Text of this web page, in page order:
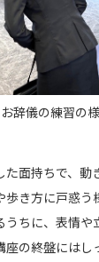
お辞儀の練習の
面持ちで、動
き方に戸惑う
うちに、表情や
座の終盤にはし